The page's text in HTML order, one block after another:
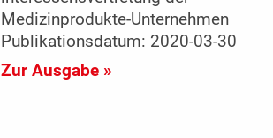
Medizinprodukte-Unternehmen
Publikationsdatum: 2020-03-30
Zur Ausgabe »